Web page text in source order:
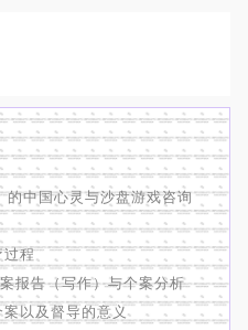
中国心灵与沙盘游戏咨询
过程
报告（写作）与个案分析
以及督导的意义